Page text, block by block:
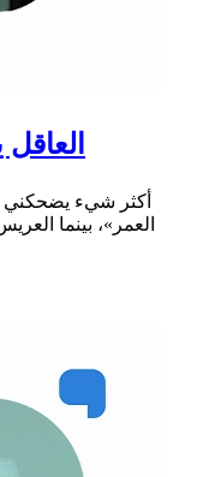
أكثر شيء يضحكني
العمر»، بينما